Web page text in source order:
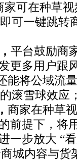
家可在种草
可一键跳转
平台鼓励商
更多用户跟
能将公域流
滚雪球效应
商家在种草
前提下，将
一步放大 “
城内容与货